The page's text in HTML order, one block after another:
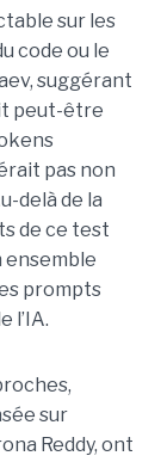
sur les
code ou le
suggérant
peut-être
pas non
delà de la
de ce test
ensemble
prompts
l’IA.
sur
Reddy, ont